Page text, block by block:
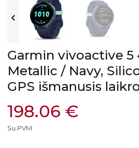

Garmin vivoactive
Metallic / Navy,
GPS išmanusis
198.06 €
Su PVM